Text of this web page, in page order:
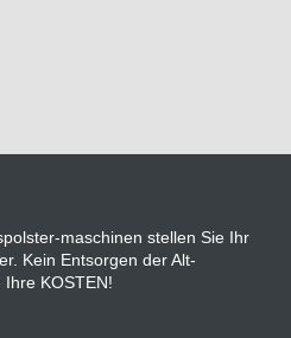
maschinen stellen Sie Ihr
Kein Entsorgen der Alt-
KOSTEN!